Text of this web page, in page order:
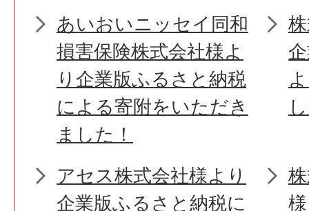
あいおいニッセイ同和
損害保険株式会社様よ
り企業版ふるさと納税
による寄附をいただき
ました！
アセス株式会社様より
企業版ふるさと納税に